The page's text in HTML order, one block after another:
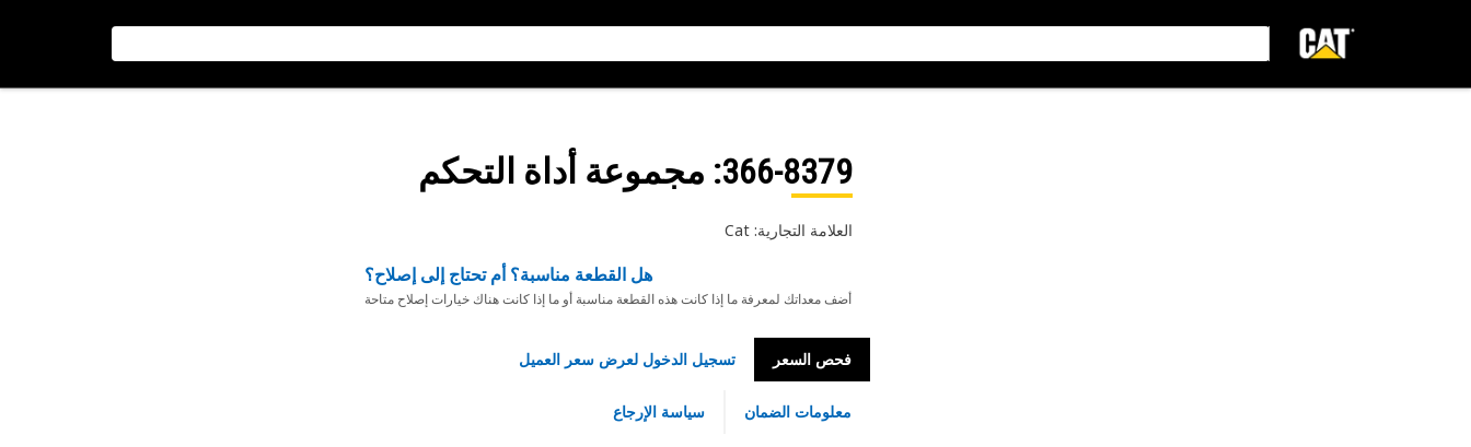
366-8379: ‏‫مجموعة أداة التحكم‬
العلامة التجارية: Cat
هل القطعة مناسبة؟ أم تحتاج إلى إصلاح؟
أضف معداتك لمعرفة ما إذا كانت هذه القطعة مناسبة أو ما إذا كانت هناك خيارات إصلاح متاحة
فحص السعر تسجيل الدخول لعرض سعر العميل
معلومات الضمان سياسة الإرجاع